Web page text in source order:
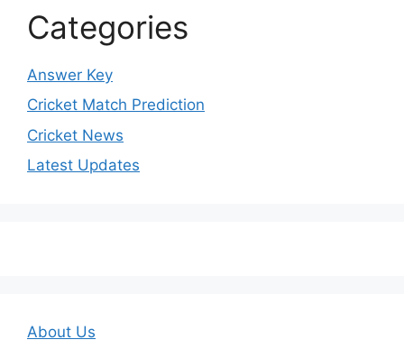
Categories
Answer Key
Cricket Match Prediction
Cricket News
Latest Updates
About Us